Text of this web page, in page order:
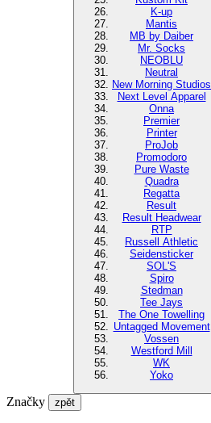
K-up
Mantis
MB by Daiber
Mr. Socks
NEOBLU
Neutral
New Morning Studios
Next Level Apparel
Onna
Premier
Printer
ProJob
Promodoro
Pure Waste
Quadra
Regatta
Result
Result Headwear
RTP
Russell Athletic
Seidensticker
SOL'S
Spiro
Stedman
Tee Jays
The One Towelling
Untagged Movement
Vossen
Westford Mill
WK
Yoko
Značky zpět